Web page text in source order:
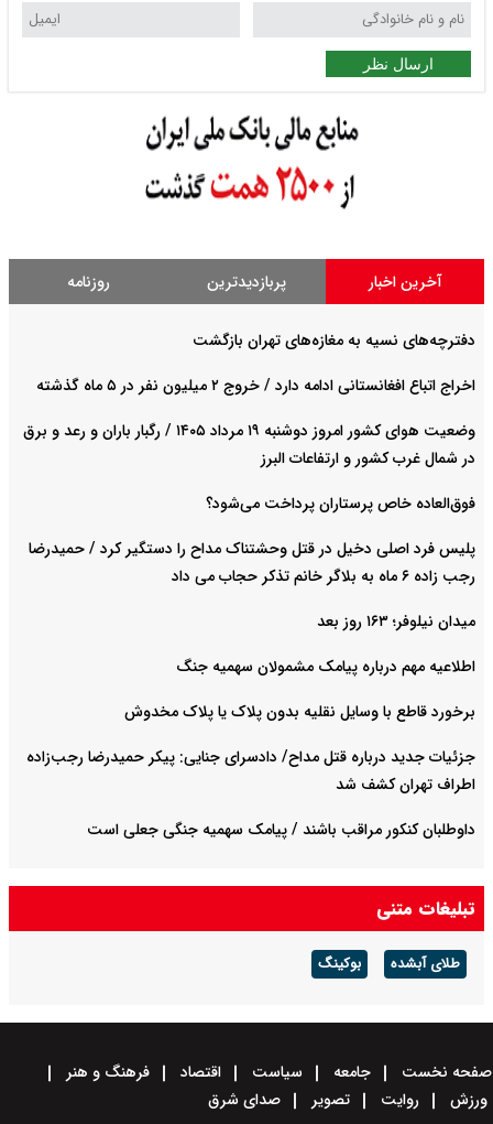
ارسال نظر
آخرین اخبار پربازدیدترین روزنامه
دفترچه‌های نسیه به مغازه‌های تهران بازگشت
اخراج اتباع افغانستانی ادامه دارد / خروج ۲ میلیون نفر در ۵ ماه گذشته
وضعیت هوای کشور امروز دوشنبه ۱۹ مرداد ۱۴۰۵ / رگبار باران و رعد و برق
در شمال غرب کشور و ارتفاعات البرز
فوق‌العاده خاص پرستاران پرداخت می‌شود‌؟
پلیس فرد اصلی دخیل در قتل وحشتناک مداح را دستگیر کرد / حمیدرضا
رجب زاده ۶ ماه به بلاگر خانم تذکر حجاب می داد
میدان نیلوفر؛ ۱۶۳ روز بعد
اطلاعیه مهم درباره پیامک مشمولان سهمیه جنگ
برخورد قاطع با وسایل نقلیه بدون پلاک یا پلاک مخدوش
جزئیات جدید درباره قتل مداح/ دادسرای جنایی: پیکر حمیدرضا رجب‌زاده
اطراف تهران کشف شد
داوطلبان کنکور مراقب باشند / پیامک سهمیه جنگی جعلی است
تبلیغات متنی
طلای آبشده بوکینگ
صفحه نخست جامعه سیاست اقتصاد
فرهنگ و هنر
ورزش
روایت تصویر صدای شرق